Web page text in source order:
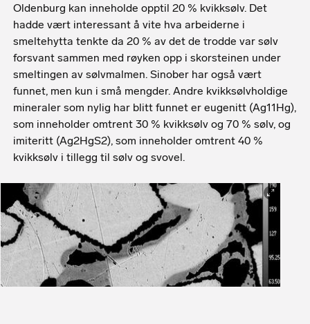
Oldenburg kan inneholde opptil 20 % kvikksølv. Det
hadde vært interessant å vite hva arbeiderne i
smeltehytta tenkte da 20 % av det de trodde var sølv
forsvant sammen med røyken opp i skorsteinen under
smeltingen av sølvmalmen. Sinober har også vært
funnet, men kun i små mengder. Andre kvikksølvholdige
mineraler som nylig har blitt funnet er eugenitt (Ag11Hg),
som inneholder omtrent 30 % kvikksølv og 70 % sølv, og
imiteritt (Ag2HgS2), som inneholder omtrent 40 %
kvikksølv i tillegg til sølv og svovel.